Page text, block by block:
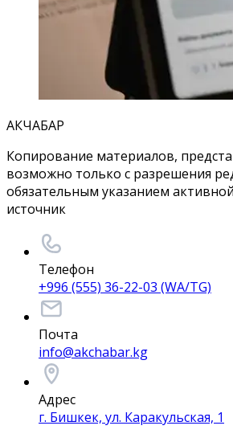
АКЧАБАР
Копирование материалов,
возможно только с разрешения
обязательным указанием
источник
Телефон
+996 (555) 36-22-03 (WA/TG)
Почта
info@akchabar.kg
Адрес
г. Бишкек, ул. Каракульская, 1